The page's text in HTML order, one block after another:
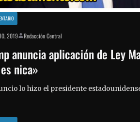
2019 Redacción Central
anuncia aplicación de Ley
nica»
lo hizo el presidente